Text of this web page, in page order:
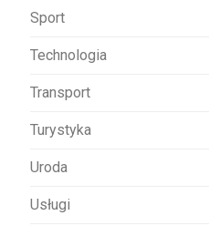
Sport
Technologia
Transport
Turystyka
Uroda
Usługi